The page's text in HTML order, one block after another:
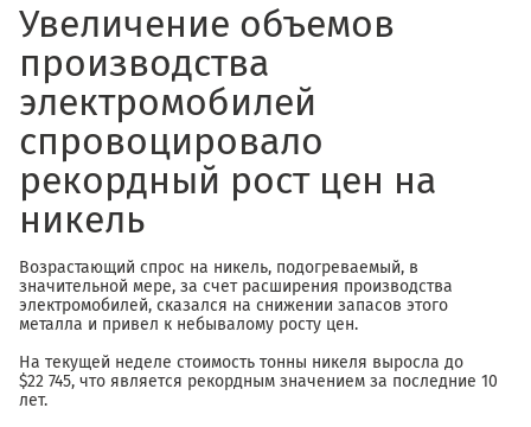
Увеличение объемов
производства
электромобилей
спровоцировало
рекордный рост цен на
никель
Возрастающий спрос на никель, подогреваемый, в
значительной мере, за счет расширения производства
электромобилей, сказался на снижении запасов этого
металла и привел к небывалому росту цен.
На текущей неделе стоимость тонны никеля выросла до
$22 745, что является рекордным значением за последние 10
лет.